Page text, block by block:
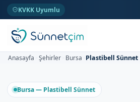
KVKK Uyumlu
Anasayfa Şehirler Bursa Plastibell Sünnet
Bursa — Plastibell Sünnet